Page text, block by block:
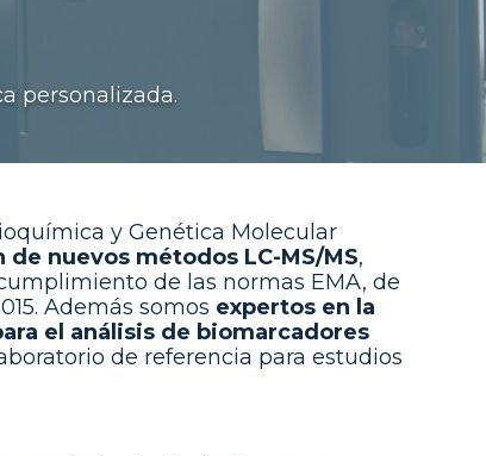
personalizada.
y Genética Molecular
nuevos métodos LC-MS/MS,
de las normas EMA, de
Además somos expertos en la
el análisis de biomarcadores
de referencia para estudios